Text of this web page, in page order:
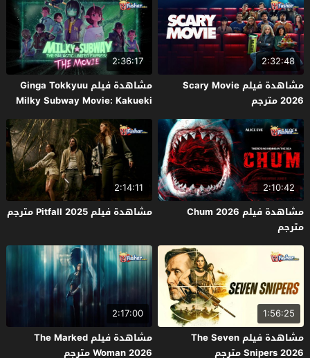
2:32:48
مشاهدة فيلم Scary Movie
2026 مترجم
2:36:17
مشاهدة فيلم Ginga Tokkyuu
Milky Subway Movie: Kakueki
Teisha Gekijou Yuki 2026 مترجم
2:10:42
مشاهدة فيلم Chum 2026
مترجم
2:14:11
مشاهدة فيلم Pitfall 2025 مترجم
1:56:25
مشاهدة فيلم The Seven
Snipers 2026 مترجم
2:17:00
مشاهدة فيلم The Marked
Woman 2026 مترجم